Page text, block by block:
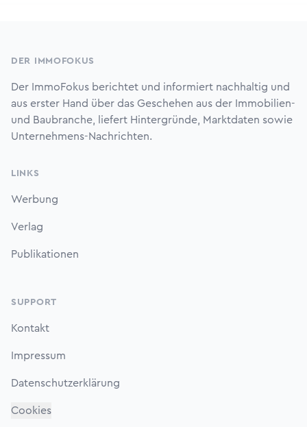
DER IMMOFOKUS
Der ImmoFokus berichtet und informiert nachhaltig und
aus erster Hand über das Geschehen aus der Immobilien-
und Baubranche, liefert Hintergründe, Marktdaten sowie
Unternehmens-Nachrichten.
LINKS
Werbung
Verlag
Publikationen
SUPPORT
Kontakt
Impressum
Datenschutzerklärung
Cookies